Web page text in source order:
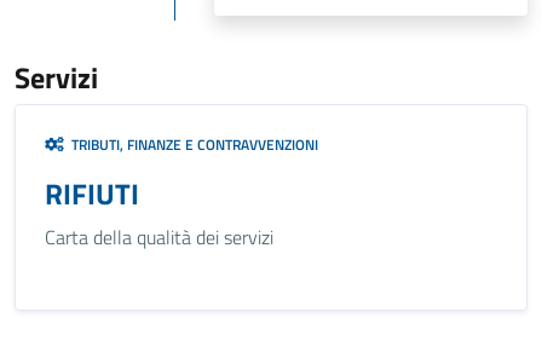
Servizi
TRIBUTI, FINANZE E CONTRAVVENZIONI
RIFIUTI
Carta della qualità dei servizi